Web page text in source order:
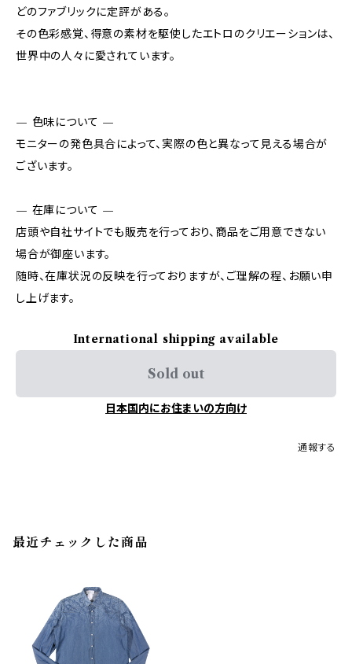
どのファブリックに定評がある。
その色彩感覚、得意の素材を駆使したエトロのクリエーションは、
世界中の人々に愛されています。
— 色味について —
モニターの発色具合によって、実際の色と異なって見える場合が
ございます。
— 在庫について —
店頭や自社サイトでも販売を行っており、商品をご用意できない
場合が御座います。
随時、在庫状況の反映を行っておりますが、ご理解の程、お願い申
し上げます。
International shipping available
Sold out
日本国内にお住まいの方向け
通報する
最近チェックした商品